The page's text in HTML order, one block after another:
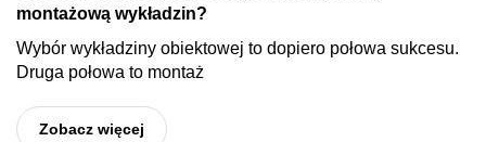
montażową wykładzin?
Wybór wykładziny obiektowej to dopiero połowa sukcesu.
Druga połowa to montaż
Zobacz więcej